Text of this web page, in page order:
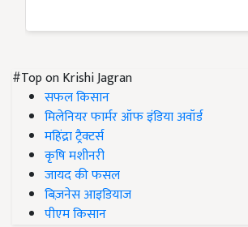
#Top on Krishi Jagran
सफल किसान
मिलेनियर फार्मर ऑफ इंडिया अवॉर्ड
महिंद्रा ट्रैक्टर्स
कृषि मशीनरी
जायद की फसल
बिज़नेस आइडियाज
पीएम किसान